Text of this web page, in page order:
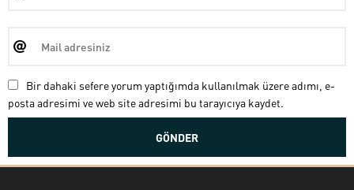
Bir dahaki sefere yorum yaptığımda kullanılmak üzere adımı, e-
posta adresimi ve web site adresimi bu tarayıcıya kaydet.